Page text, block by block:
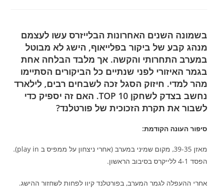
בשמונה השנים האחרונות הבלייזרס עשו לעצמם
מנהג קבע של ביקור בפלייאוף, הישג לא מבוטל
במערב התחרותי והקשה. אך מלבד הבלחה אחת
בגמר האיזורי לפני שנתיים כל הביקורים הסתיימו
מהר למדי. חיזוק הסגל זכה לשבחים רבים, לילארד
נחשב בצדק לשחקן TOP 10. האם זה יספיק כדי
לשבור את תקרת הזכוכית של פורטלנד?
סיפור העונה הקודמת:
מאזן 39-35, מקום שמיני במערב (אחרי ניצחון על ממפיס ב play in).
הפסד 4-1 ללייקרס בסיבוב הראשון.
אחרי ההעפלה לגמר המערב, בפורטלנד קיוו לפחות לשחזור ההישג.